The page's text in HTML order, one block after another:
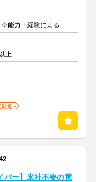
能力・経験による
上
歓迎
バー】来社不要の電